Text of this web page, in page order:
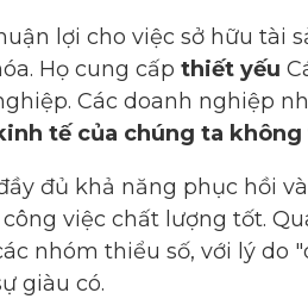
lợi cho việc sở hữu tài
Họ cung cấp thiết yếu
Các doanh nghiệp
tế của chúng ta
đủ khả năng phục hồi
việc chất lượng tốt.
nhóm thiểu số, với lý do
giàu có.